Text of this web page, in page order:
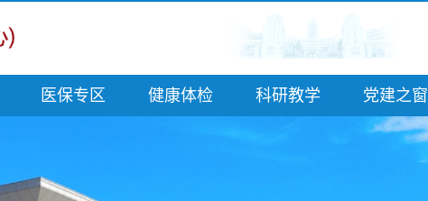
医保专区 健康体检 科研教学 党建之窗